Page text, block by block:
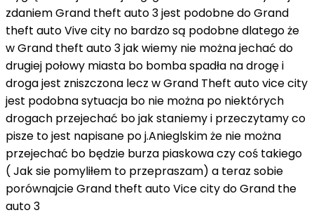
zdaniem Grand theft auto 3 jest podobne do Grand
theft auto Vive city no bardzo są podobne dlatego że
w Grand theft auto 3 jak wiemy nie można jechać do
drugiej połowy miasta bo bomba spadła na drogę i
droga jest zniszczona lecz w Grand Theft auto vice city
jest podobna sytuacja bo nie można po niektórych
drogach przejechać bo jak staniemy i przeczytamy co
pisze to jest napisane po j.Anieglskim że nie można
przejechać bo będzie burza piaskowa czy coś takiego
( Jak sie pomyliłem to przepraszam) a teraz sobie
porównajcie Grand theft auto Vice city do Grand the
auto 3